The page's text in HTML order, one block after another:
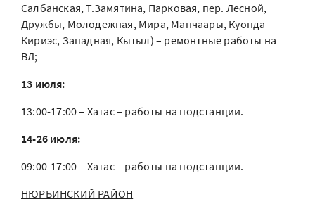
Салбанская, Т.Замятина, Парковая, пер. Лесной,
Дружбы, Молодежная, Мира, Манчаары, Куонда-
Кириэс, Западная, Кытыл) – ремонтные работы на
ВЛ;
13 июля:
13:00-17:00 – Хатас – работы на подстанции.
14-26 июля:
09:00-17:00 – Хатас – работы на подстанции.
НЮРБИНСКИЙ РАЙОН